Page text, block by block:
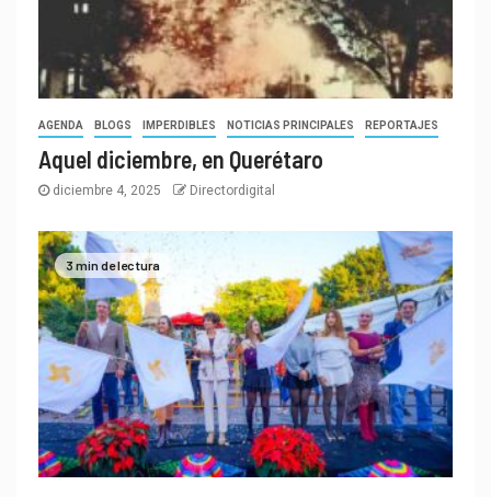
AGENDA BLOGS IMPERDIBLES NOTICIAS PRINCIPALES REPORTAJES
Aquel diciembre, en Querétaro
diciembre 4, 2025 Directordigital
3 min de lectura